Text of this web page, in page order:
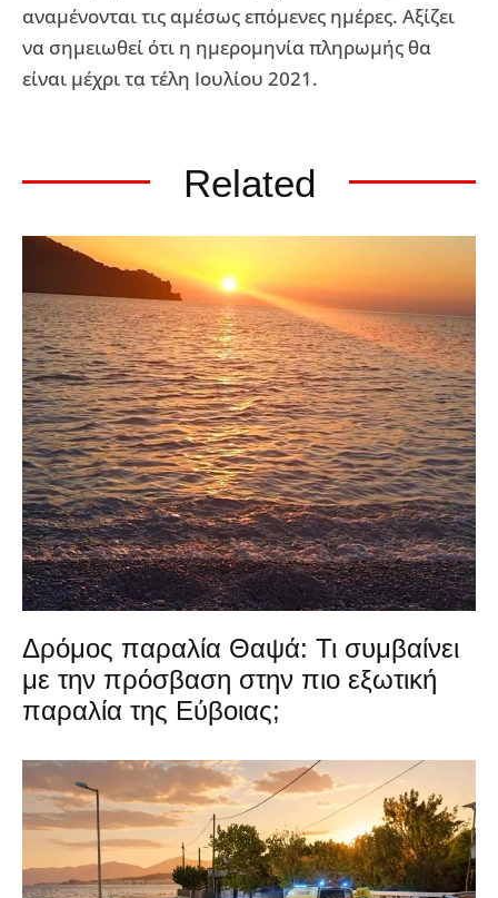
αναμένονται τις αμέσως επόμενες ημέρες. Αξίζει
να σημειωθεί ότι η ημερομηνία πληρωμής θα
είναι μέχρι τα τέλη Ιουλίου 2021.
Related
Δρόμος παραλία Θαψά: Τι συμβαίνει
με την πρόσβαση στην πιο εξωτική
παραλία της Εύβοιας;